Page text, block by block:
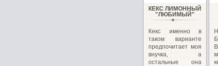
КЕКС ЛИМОННЫЙ
"ЛЮБИМЫЙ"
Кекс именно в
таком варианте
предпочитает моя
внучка, а
остальные она